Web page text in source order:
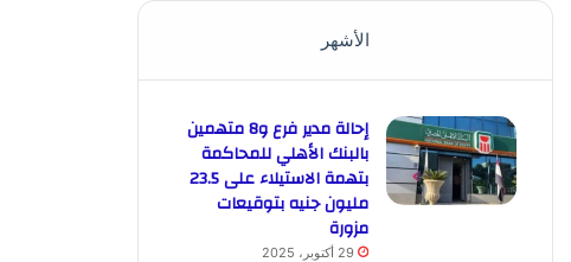
الأشهر
إحالة مدير فرع و8 متهمين
بالبنك الأهلي للمحاكمة
بتهمة الاستيلاء على 23.5
مليون جنيه بتوقيعات
مزورة
29 أكتوبر، 2025